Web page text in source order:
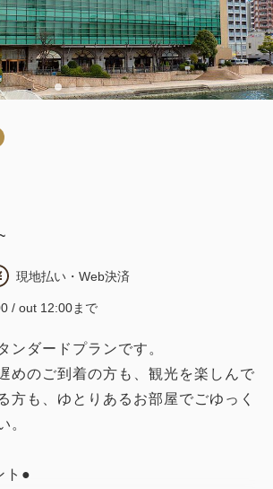
現地払い・Web決済
/ out 12:00まで
ンダードプランです。
めのご到着の方も、観光を楽しんで
方も、ゆとりあるお部屋でごゆっく
。
ト●